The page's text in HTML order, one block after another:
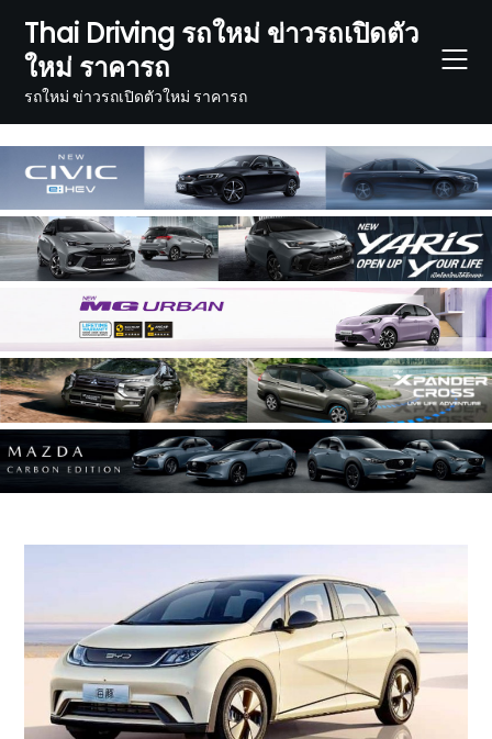
content
Thai Driving รถใหม่ ข่าวรถเปิดตัว
ใหม่ ราคารถ
รถใหม่ ข่าวรถเปิดตัวใหม่ ราคารถ